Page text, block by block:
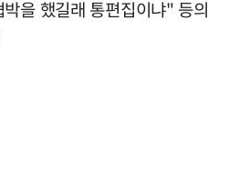
을 했길래 통편집이냐" 등의